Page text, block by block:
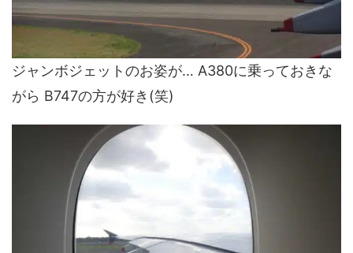
ジャンボジェットのお姿が… A380に乗っておきな
がら B747の方が好き(笑)